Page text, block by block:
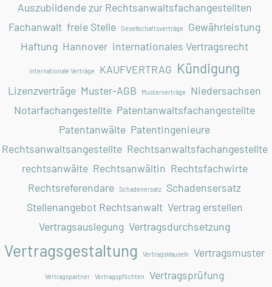
Auszubildende zur Rechtsanwaltsfachangestellten
Fachanwalt freie Stelle Gesellschaftsverträge
Gewährleistung
Haftung Hannover internationales Vertragsrecht
internationale Verträge KAUFVERTRAG Kündigung
Lizenzverträge Muster-AGB Musterverträge
Niedersachsen
Notarfachangestellte Patentanwaltsfachangestellte
Patentanwälte Patentingenieure
Rechtsanwaltsangestellte Rechtsanwaltsfachangestellte
rechtsanwälte Rechtsanwältin Rechtsfachwirte
Rechtsreferendare
Schadenersatz
Schadensersatz
Stellenangebot Rechtsanwalt Vertrag erstellen
Vertragsauslegung Vertragsdurchsetzung
Vertragsgestaltung Vertragsklauseln Vertragsmuster
Vertragspartner Vertragspflichten Vertragsprüfung